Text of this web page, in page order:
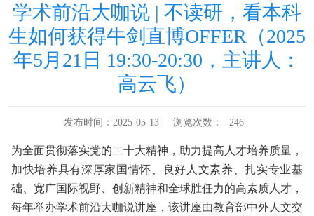
学术前沿大咖说 | 不读研，看本科
生如何获得牛剑直博OFFER（2025
年5月21日 19:30-20:30，主讲人：
高云飞）
发布时间：2025-05-13 浏览次数： 246
为全面贯彻落实党的二十大精神，助力提高人才培养质量，
加快培养具有深厚家国情怀、良好人文素养、扎实专业基
础、宽广国际视野、创新精神和全球胜任力的高素质人才，
每年举办学术前沿大咖说讲座，该讲座由教育部中外人文交